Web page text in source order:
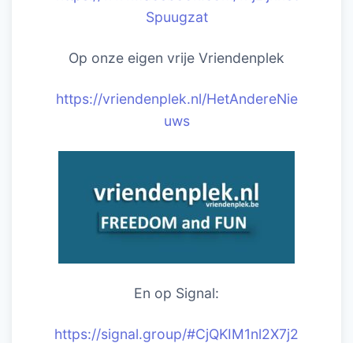
Spuugzat
Op onze eigen vrije Vriendenplek
https://vriendenplek.nl/HetAndereNie
uws
En op Signal:
https://signal.group/#CjQKIM1nl2X7j2